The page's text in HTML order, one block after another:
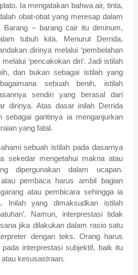
Ia mengatakan bahwa air, tinta,
obat-obat yang meresap dalam
Barang – barang cair itu diminum,
tubuh kita. Menurut Derrida,
dirinya melalui ‘pembelahan
‘pencakokan diri’. Jadi istilah
dan bukan sebagai istilah yang
sebuah benih, istilah
sendiri yang berasal dari
dirinya. Atas dasar inilah Derrida
sebagai gantinya ia menganjurkan
yang fatal.
sebuah istilah pada dasarnya
sekedar mengetahui makna atau
dipergunakan dalam ucapan.
pembaca harus ambil bagian
atau pembicara sehingga ia
Inilah yang dimaksudkan istilah
Namun, interprestasi tidak
jika dilakukan dalam rasio satu
dengan teks. Orang harus
interprestasi subjektif, baik itu
kesusastraan.